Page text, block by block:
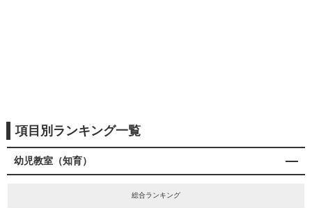
項目別ランキング一覧
幼児教室（知育）
総合ランキング